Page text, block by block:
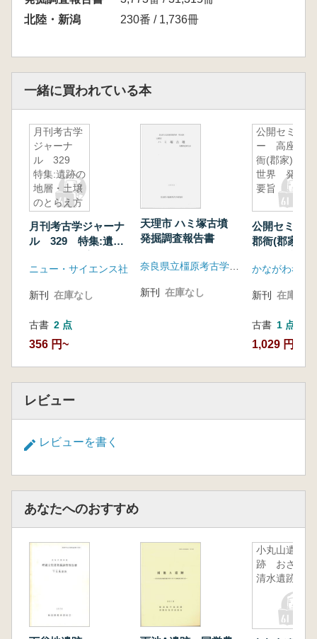
北陸・新潟
230番 / 1,736冊
一緒に買われている本
月刊考古学
ジャーナ
ル 329
特集:遺跡の
地層・土壌
のとらえ方
月刊考古学ジャーナ
ル 329 特集:遺跡
え方
ニュー・サイエンス社
新刊 在庫なし
古書 2 点
356 円~
天理市 ハミ塚古墳
発掘調査報告書
奈良県立橿原考古学研究所
新刊 在庫なし
公開セミナ
ー 高座郡
衙(郡家)の
世界 発表
要旨
公開セミナ
郡衙(郡家)
かながわ考古
新刊 在庫なし
古書 1 点
1,029 円
レビュー
レビューを書く
あなたへのおすすめ
小丸山遺
跡 おざか
清水遺跡